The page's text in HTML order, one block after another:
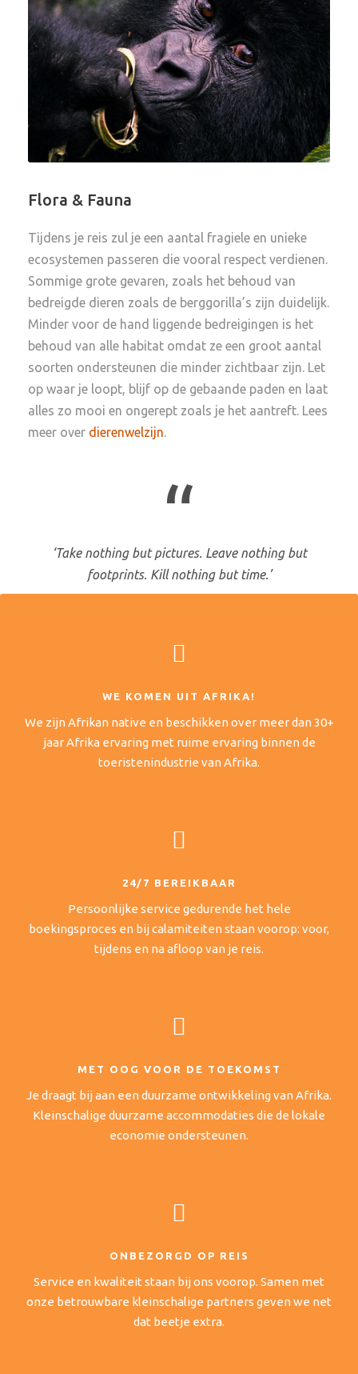
Flora & Fauna
Tijdens je reis zul je een aantal fragiele en unieke
ecosystemen passeren die vooral respect verdienen.
Sommige grote gevaren, zoals het behoud van
bedreigde dieren zoals de berggorilla’s zijn duidelijk.
Minder voor de hand liggende bedreigingen is het
behoud van alle habitat omdat ze een groot aantal
soorten ondersteunen die minder zichtbaar zijn. Let
op waar je loopt, blijf op de gebaande paden en laat
alles zo mooi en ongerept zoals je het aantreft. Lees
meer over dierenwelzijn.
“
‘Take nothing but pictures. Leave nothing but
footprints. Kill nothing but time.’
WE KOMEN UIT AFRIKA!
We zijn Afrikan native en beschikken over meer dan 30+
jaar Afrika ervaring met ruime ervaring binnen de
toeristenindustrie van Afrika.
24/7 BEREIKBAAR
Persoonlijke service gedurende het hele
boekingsproces en bij calamiteiten staan voorop: voor,
tijdens en na afloop van je reis.
MET OOG VOOR DE TOEKOMST
Je draagt bij aan een duurzame ontwikkeling van Afrika.
Kleinschalige duurzame accommodaties die de lokale
economie ondersteunen.
ONBEZORGD OP REIS
Service en kwaliteit staan bij ons voorop. Samen met
onze betrouwbare kleinschalige partners geven we net
dat beetje extra.